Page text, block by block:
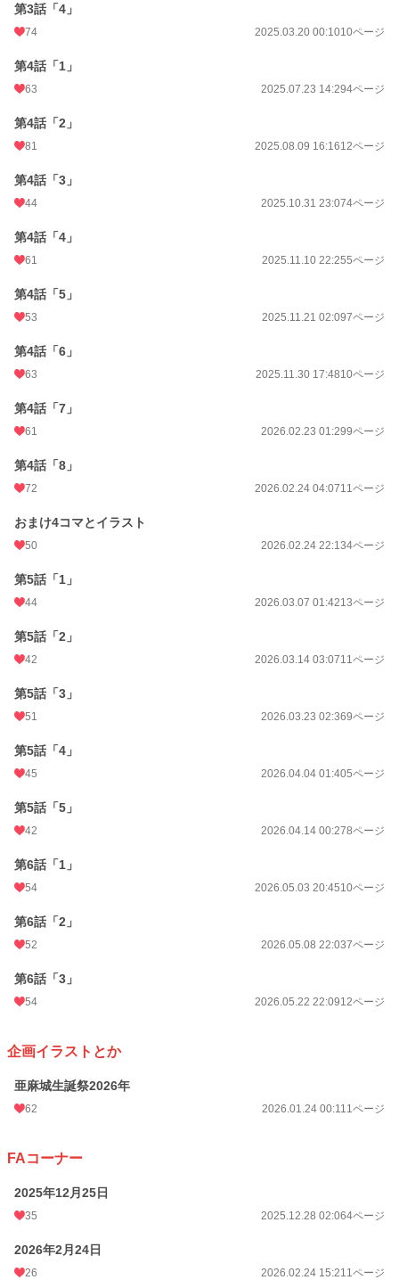
第3話「4」
74 2025.03.20 00:1010ページ
第4話「1」
63 2025.07.23 14:294ページ
第4話「2」
81 2025.08.09 16:1612ページ
第4話「3」
44 2025.10.31 23:074ページ
第4話「4」
61 2025.11.10 22:255ページ
第4話「5」
53 2025.11.21 02:097ページ
第4話「6」
63 2025.11.30 17:4810ページ
第4話「7」
61 2026.02.23 01:299ページ
第4話「8」
72 2026.02.24 04:0711ページ
おまけ4コマとイラスト
50 2026.02.24 22:134ページ
第5話「1」
44 2026.03.07 01:4213ページ
第5話「2」
42 2026.03.14 03:0711ページ
第5話「3」
51 2026.03.23 02:369ページ
第5話「4」
45 2026.04.04 01:405ページ
第5話「5」
42 2026.04.14 00:278ページ
第6話「1」
54 2026.05.03 20:4510ページ
第6話「2」
52 2026.05.08 22:037ページ
第6話「3」
54 2026.05.22 22:0912ページ
企画イラストとか
亜麻城生誕祭2026年
62 2026.01.24 00:111ページ
FAコーナー
2025年12月25日
35 2025.12.28 02:064ページ
2026年2月24日
26 2026.02.24 15:211ページ